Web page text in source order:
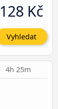
128 Kč
Vyhledat
4h 25m